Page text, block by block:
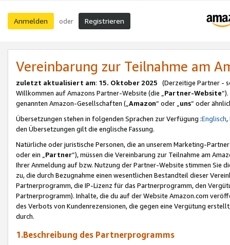
Anmelden oder Registrieren
Vereinbarung zur Teilnahme am
zuletzt aktualisiert am: 15. Oktober 2025 (Derzeitige Partner -
Willkommen auf Amazons Partner-Website (die „Partner-Website
genannten Amazon-Gesellschaften („Amazon“ oder „uns“ oder
Übersetzungen stehen in folgenden Sprachen zur Verfügung :Englisch,
den Übersetzungen gilt die englische Fassung.
Natürliche oder juristische Personen, die an unserem Marketing-
oder ein „Partner“), müssen die Vereinbarung zur Teilnahme am
Ihrer Anmeldung auf bzw. Nutzung der Partner-Website stimmen Sie
zu, die durch Bezugnahme einen wesentlichen Bestandteil dieser
Partnerprogramm, die IP-Lizenz für das Partnerprogramm, den
Partnerprogramm). Inhalte, die du auf der Website Amazon.com
des Verbots von Kundenrezensionen, die gegen eine Vergütung
durch.
1.Beschreibung des Partnerprogramms